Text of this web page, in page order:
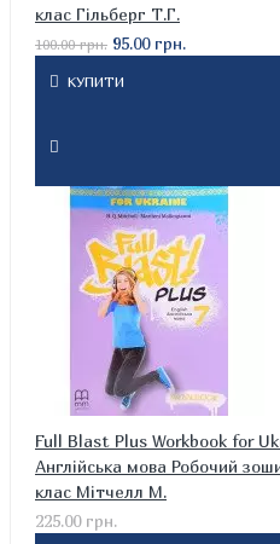
клас Гільберг Т.Г.
100.00 грн. 95.00 грн.
КУПИТИ
Full Blast Plus Workbook for
Англійська мова Робочий
клас Мітчелл М.
225.00 грн.